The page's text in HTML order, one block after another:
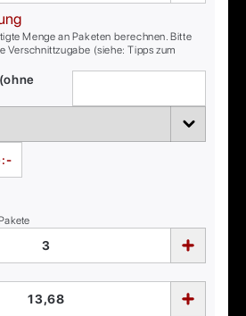
Menge an Paketen berechnen. Bitte
Verschnittzugabe (siehe: Tipps zum
-
Pakete